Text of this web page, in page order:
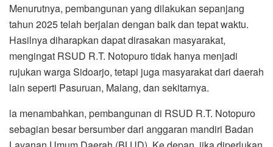
Menurutnya, pembangunan yang dilakukan sepanjang
tahun 2025 telah berjalan dengan baik dan tepat waktu.
Hasilnya diharapkan dapat dirasakan masyarakat,
mengingat RSUD R.T. Notopuro tidak hanya menjadi
rujukan warga Sidoarjo, tetapi juga masyarakat dari daerah
lain seperti Pasuruan, Malang, dan sekitarnya.
la menambahkan, pembangunan di RSUD R.T. Notopuro
sebagian besar bersumber dari anggaran mandiri Badan